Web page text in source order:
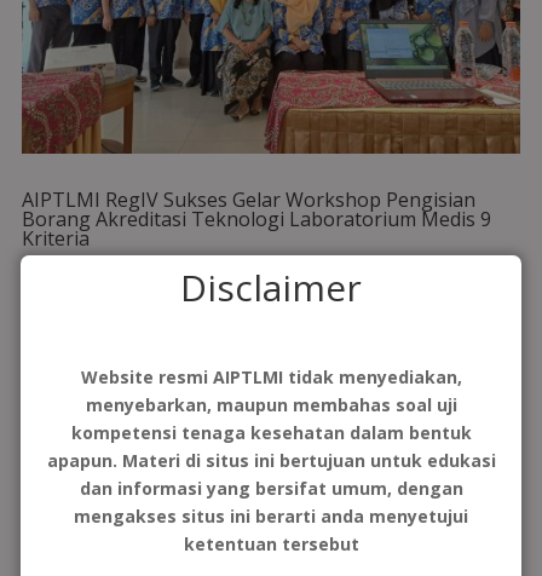
AIPTLMI RegIV Sukses Gelar Workshop Pengisian
Borang Akreditasi Teknologi Laboratorium Medis 9
Kriteria
olehRegional 4|Jul 1, 2024|Artikel,Berita,Berita Imatelki,
Berita Umum ,Kegiatan,Pengumuman
bertemakan " Workshop Pengisian Borang Akreditasi Teknologi
Laboratorium Medis 9 Kriteria" pada tanggal 27-29 Mei 2023 di
Hotel Emersia Malioboro Yogyakarta. Kegiatan ini merupakan
salah satu langkah dari AIPTLMI...
baca lainnya
Disclaimer
Website resmi AIPTLMI tidak menyediakan,
menyebarkan, maupun membahas soal uji
kompetensi tenaga kesehatan dalam bentuk
apapun. Materi di situs ini bertujuan untuk edukasi
dan informasi yang bersifat umum, dengan
mengakses situs ini berarti anda menyetujui
ketentuan tersebut